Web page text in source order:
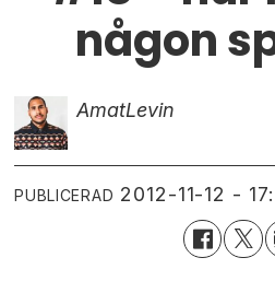
någon
AmatLevin
PUBLICERAD 2012-11-12 -